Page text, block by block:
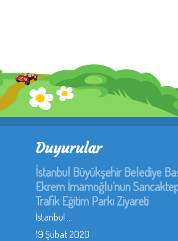
Duyurular
İstanbul Büyükşehir Belediye
Ekrem İmamoğlu’nun
Trafik Eğitim Parkı Ziyareti
İstanbul ...
19 Şubat 2020